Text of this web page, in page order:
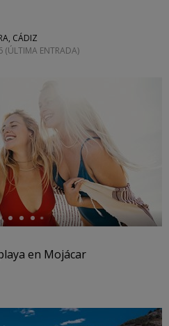
CÁDIZ
(ÚLTIMA ENTRADA)
en Mojácar